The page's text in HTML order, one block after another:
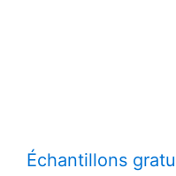
Échantillons